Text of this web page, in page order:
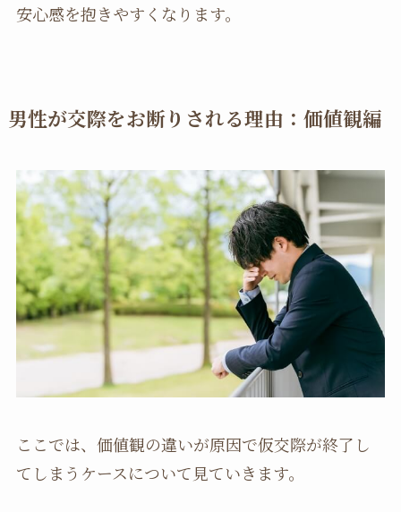
安心感を抱きやすくなります。
男性が交際をお断りされる理由：価値観編
ここでは、価値観の違いが原因で仮交際が終了し
てしまうケースについて見ていきます。